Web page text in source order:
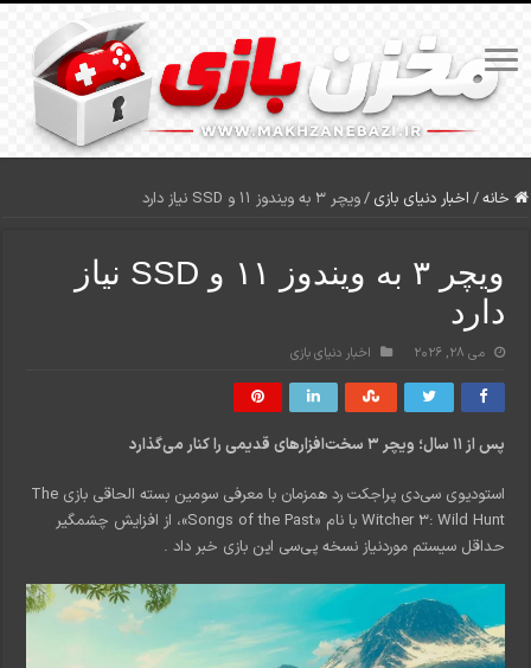
خانه/ اخبار دنیای بازی /ویچر ۳ به ویندوز ۱۱ و SSD نیاز دارد
ویچر ۳ به ویندوز ۱۱ و SSD نیاز
دارد
می 28, 2026 اخبار دنیای بازی
پس از ۱۱ سال؛ ویچر ۳ سخت‌افزارهای قدیمی را کنار می‌گذارد
استودیوی سی‌دی پراجکت رد همزمان با معرفی سومین بسته الحاقی بازی The
Witcher 3: Wild Hunt با نام «Songs of the Past»، از افزایش چشمگیر
حداقل سیستم موردنیاز نسخه پی‌سی این بازی خبر داد .